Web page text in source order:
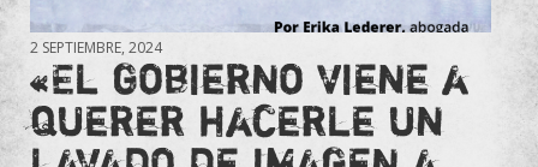
2 SEPTIEMBRE, 2024
«El gobierno viene a
querer hacerle un